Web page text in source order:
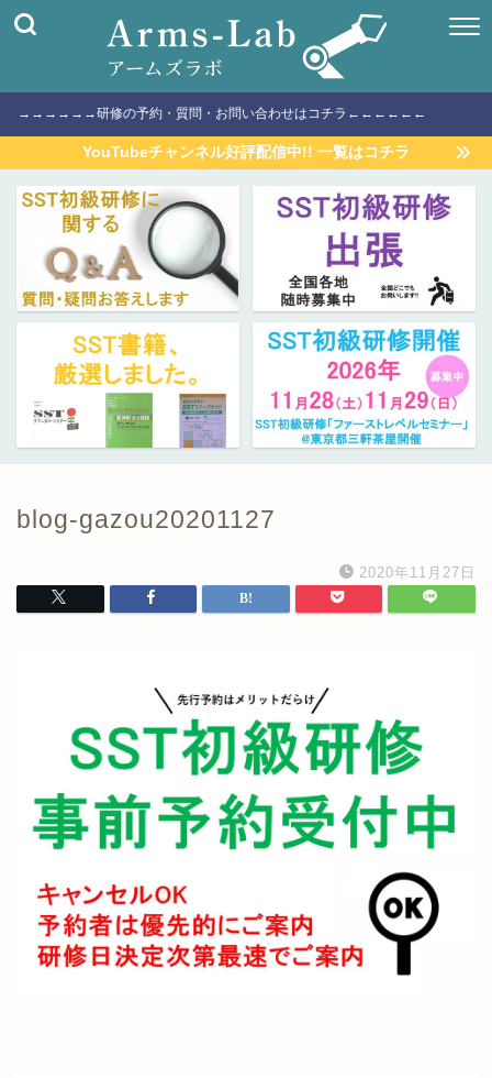
→→→→→→研修の予約・質問・お問い合わせはコチラ←←←←←←
YouTubeチャンネル好評配信中!! 一覧はコチラ
blog-gazou20201127
2020年11月27日